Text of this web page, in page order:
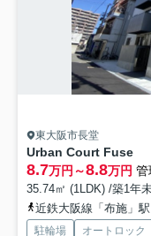
東大阪市長堂
Urban Court Fuse
8.7万円～8.8万円 管
35.74㎡ (1LDK) /築1年
近鉄大阪線「布施」
駐輪場 オートロック